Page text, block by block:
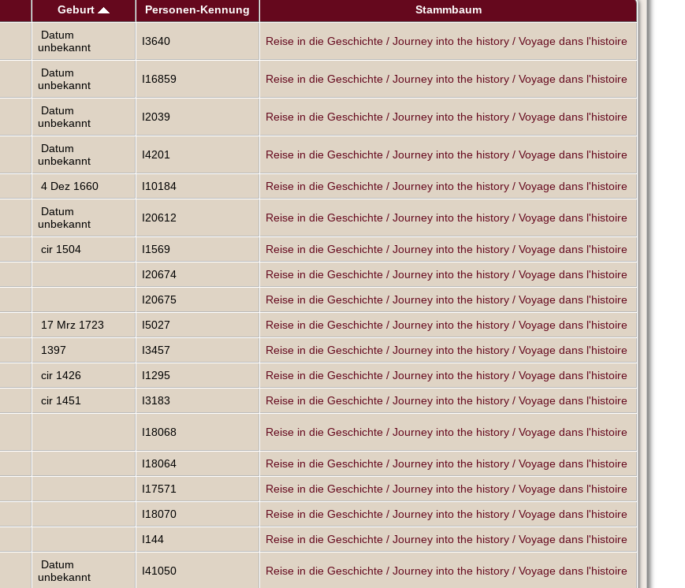
Geburt Personen-Kennung Stammbaum
Datum
unbekannt
I3640 Reise in die Geschichte / Journey into the history / Voyage dans l'histoire
Datum
unbekannt
I16859 Reise in die Geschichte / Journey into the history / Voyage dans l'histoire
Datum
unbekannt
I2039 Reise in die Geschichte / Journey into the history / Voyage dans l'histoire
Datum
unbekannt
I4201 Reise in die Geschichte / Journey into the history / Voyage dans l'histoire
4 Dez 1660 I10184 Reise in die Geschichte / Journey into the history / Voyage dans l'histoire
Datum
unbekannt
I20612 Reise in die Geschichte / Journey into the history / Voyage dans l'histoire
cir 1504 I1569
Reise in die Geschichte / Journey into the history / Voyage dans l'histoire
I20674
Reise in die Geschichte / Journey into the history / Voyage dans l'histoire
I20675
Reise in die Geschichte / Journey into the history / Voyage dans l'histoire
17 Mrz 1723 I5027
Reise in die Geschichte / Journey into the history / Voyage dans l'histoire
1397 I3457
Reise in die Geschichte / Journey into the history / Voyage dans l'histoire
cir 1426 I1295
Reise in die Geschichte / Journey into the history / Voyage dans l'histoire
cir 1451 I3183 Reise in die Geschichte / Journey into the history / Voyage dans l'histoire
I18068 Reise in die Geschichte / Journey into the history / Voyage dans l'histoire
I18064
Reise in die Geschichte / Journey into the history / Voyage dans l'histoire
I17571
Reise in die Geschichte / Journey into the history / Voyage dans l'histoire
I18070
Reise in die Geschichte / Journey into the history / Voyage dans l'histoire
I144 Reise in die Geschichte / Journey into the history / Voyage dans l'histoire
Datum
unbekannt
I41050 Reise in die Geschichte / Journey into the history / Voyage dans l'histoire